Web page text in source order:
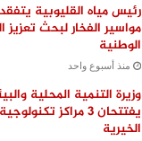
رئيس مياه القليوبية
مواسير الفخار لبحث تعزيز
الوطنية
منذ أسبوع واحد
وزيرة التنمية المحلية
يفتتحان 3 مراكز
الخيرية